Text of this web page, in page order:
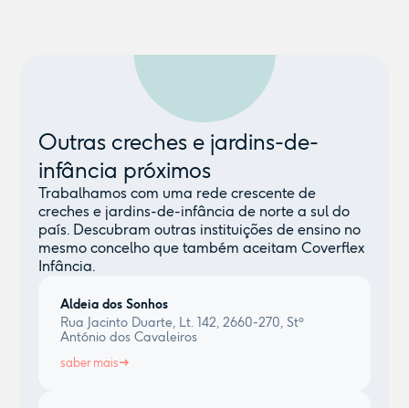
Outras creches e jardins-de-
infância próximos
Trabalhamos com uma rede crescente de
creches e jardins-de-infância de norte a sul do
país. Descubram outras instituições de ensino no
mesmo concelho que também aceitam Coverflex
Infância.
Aldeia dos Sonhos
Rua Jacinto Duarte, Lt. 142, 2660-270, Stº
António dos Cavaleiros
saber mais